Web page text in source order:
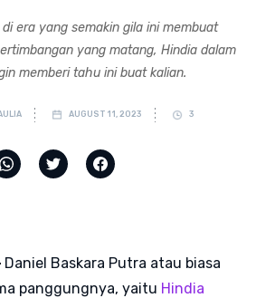
era yang semakin gila ini membuat
yang matang, Hindia dalam
memberi tahu ini buat kalian.
AUGUST 11, 2023 3
Daniel Baskara Putra atau biasa
panggungnya, yaitu Hindia